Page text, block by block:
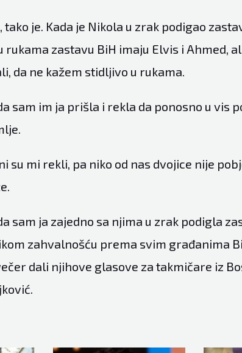
tako je. Kada je Nikola u zrak podigao
rukama zastavu BiH imaju Elvis i Ahmed,
da ne kažem stidljivo u rukama.
sam im ja prišla i rekla da ponosno u vis
su mi rekli, pa niko od nas dvojice nije
sam ja zajedno sa njima u zrak podigla
zahvalnošću prema svim građanima
dali njihove glasove za takmičare iz